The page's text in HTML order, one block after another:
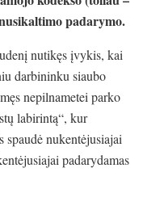
padarymo.
nutikęs įvykis, kai
darbininku siaubo
nepilnametei parko
labirintą“, kur
spaudė nukentėjusiajai
padarydamas